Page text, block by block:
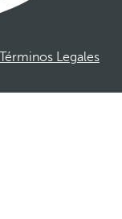
Términos Legales